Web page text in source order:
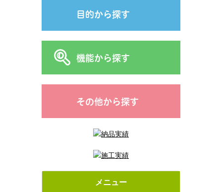
目的から探す
機能から探す
その他から探す
メニュー